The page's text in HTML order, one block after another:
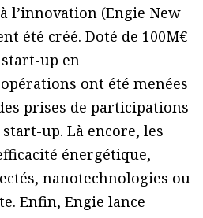
l’innovation (Engie New
été créé. Doté de 100M€
start-up en
ont été menées
prises de participations
up. Là encore, les
énergétique,
nanotechnologies ou
Enfin, Engie lance